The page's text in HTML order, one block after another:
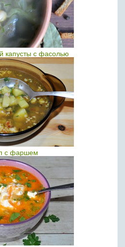
капусты с фасолью
с фаршем